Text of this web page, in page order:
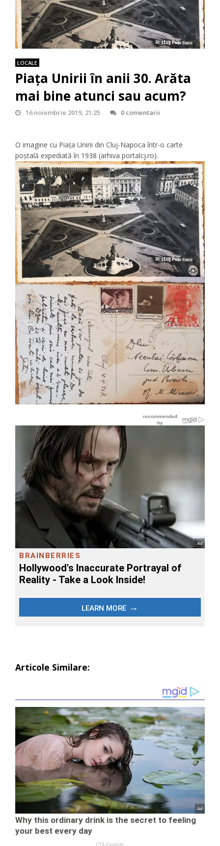
LOCALE
Piaţa Unirii în anii 30. Arăta
mai bine atunci sau acum?
16 noiembrie 2019, 21:25 0 comentarii
O imagine cu Piaţa Unirii din Cluj-Napoca într-o carte
poştală expediată în 1938 (arhiva portalcj.ro).
Articole Similare: